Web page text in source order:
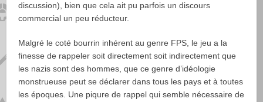
discussion), bien que cela ait pu parfois un discours
commercial un peu réducteur.
Malgré le coté bourrin inhérent au genre FPS, le jeu a la
finesse de rappeler soit directement soit indirectement que
les nazis sont des hommes, que ce genre d’idéologie
monstrueuse peut se déclarer dans tous les pays et à toutes
les époques. Une piqure de rappel qui semble nécessaire de